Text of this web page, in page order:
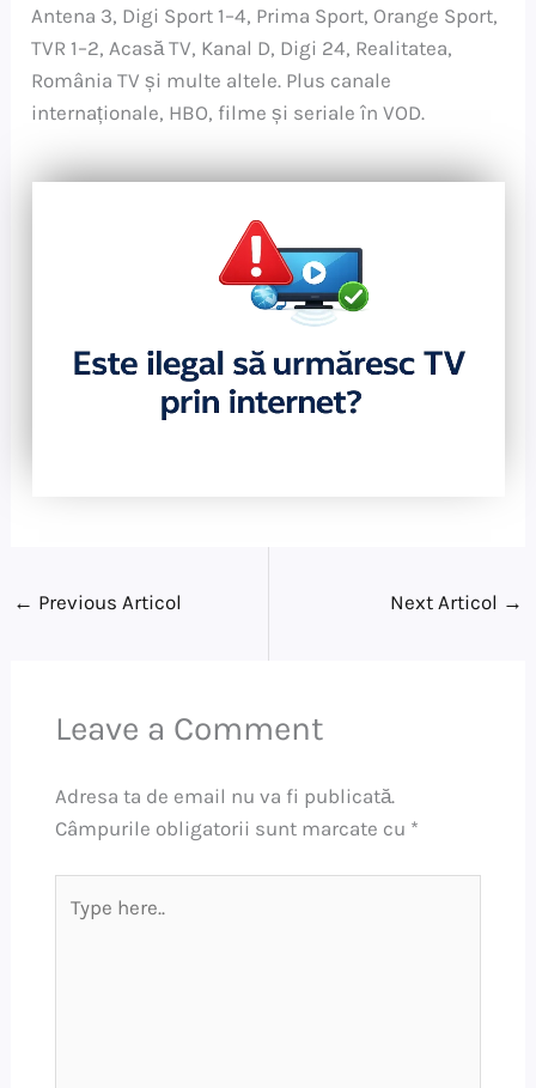
Antena 3, Digi Sport 1–4, Prima Sport, Orange Sport,
TVR 1–2, Acasă TV, Kanal D, Digi 24, Realitatea,
România TV și multe altele. Plus canale
internaționale, HBO, filme și seriale în VOD.
← Previous Articol Next Articol →
Leave a Comment
Adresa ta de email nu va fi publicată.
Câmpurile obligatorii sunt marcate cu *
here..